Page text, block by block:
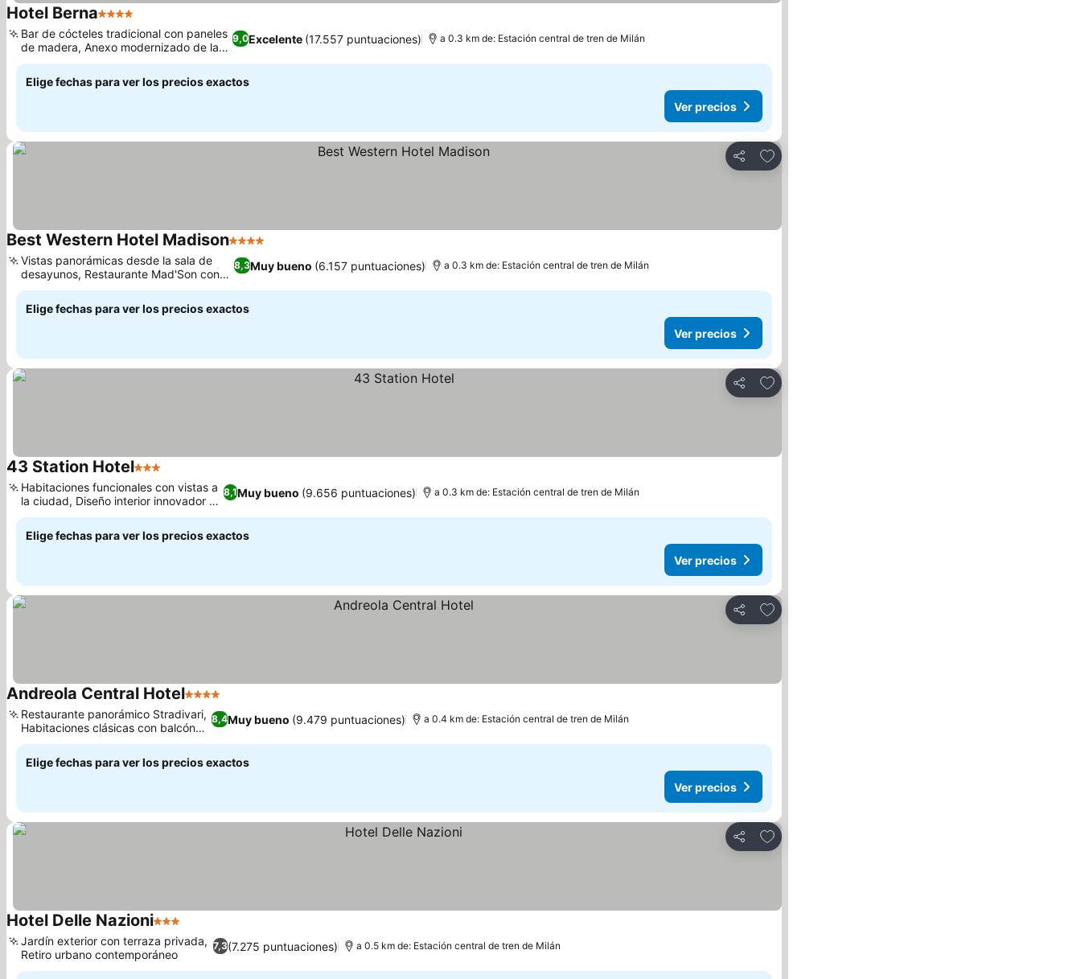
Hotel Berna4 Estrellas
9,0Excelente (17.557 puntuaciones)
Bar de cócteles tradicional con paneles
de madera, Anexo modernizado de la
Torre Berna
a 0.3 km de: Estación central de tren de Milán
Elige fechas para ver los precios exactos
Ver precios
Compartir
Agregar a favoritos
Best Western Hotel Madison4 Estrellas
8,3Muy bueno (6.157 puntuaciones)
Vistas panorámicas desde la sala de
desayunos, Restaurante Mad'Son con
toque lombardo
a 0.3 km de: Estación central de tren de Milán
Elige fechas para ver los precios exactos
Ver precios
Compartir
Agregar a favoritos
43 Station Hotel3 Estrellas
8,1Muy bueno (9.656 puntuaciones)
Habitaciones funcionales con vistas a
la ciudad, Diseño interior innovador y
ecléctico
a 0.3 km de: Estación central de tren de Milán
Elige fechas para ver los precios exactos
Ver precios
Compartir
Agregar a favoritos
Andreola Central Hotel4 Estrellas
8,4Muy bueno (9.479 puntuaciones)
Restaurante panorámico Stradivari,
Habitaciones clásicas con balcón
privado
a 0.4 km de: Estación central de tren de Milán
Elige fechas para ver los precios exactos
Ver precios
Compartir
Agregar a favoritos
Hotel Delle Nazioni3 Estrellas
7,3(7.275 puntuaciones)
Jardín exterior con terraza privada,
Retiro urbano contemporáneo
a 0.5 km de: Estación central de tren de Milán